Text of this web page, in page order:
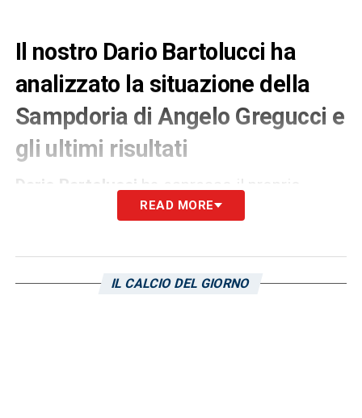
Il nostro Dario Bartolucci ha
analizzato la situazione della
Sampdoria di Angelo Gregucci e
gli ultimi risultati
Dario Bartolucci ha espresso il proprio
pensiero sull’andamento dei blucerchiati nel
calciomercato, il lavoro di Angelo Gregucci e
Salvatore Foti e non solo, vi riportiamo la
READ MORE
IL CALCIO DEL GIORNO